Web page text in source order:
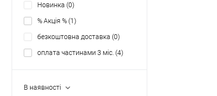
Новинка (0)
% Акція % (1)
безкоштовна доставка (0)
оплата частинами 3 міс. (4)
В наявності